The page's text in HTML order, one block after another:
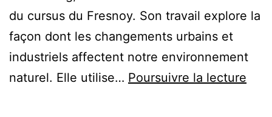
du cursus du Fresnoy. Son travail explore la
façon dont les changements urbains et
industriels affectent notre environnement
naturel. Elle utilise… Poursuivre la lecture